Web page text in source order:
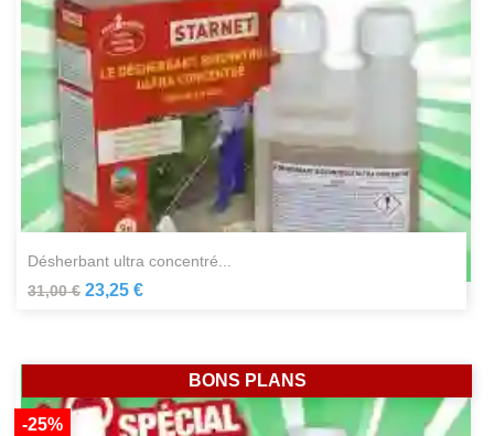
désherbant ultra concentré...
31,00 € 23,25 €
-25%
BONS PLANS